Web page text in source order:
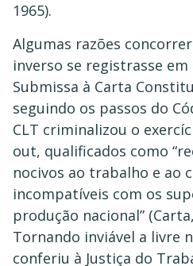
1965).
Algumas razões
inverso se registrasse em
Submissa à Carta
seguindo os passos do
CLT criminalizou o
out, qualificados como
nocivos ao trabalho e ao
incompatíveis com os
produção nacional”
Tornando inviável a livre
conferiu à Justiça do